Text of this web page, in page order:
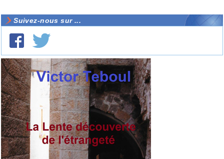
Suivez-nous sur ...